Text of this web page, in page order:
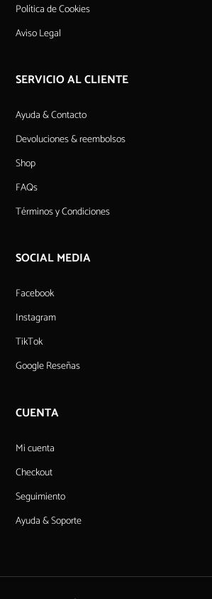
Política de Cookies
Aviso Legal
SERVICIO AL CLIENTE
Ayuda & Contacto
Devoluciones & reembolsos
Shop
FAQs
Términos y Condiciones
SOCIAL MEDIA
Facebook
Instagram
TikTok
Google Reseñas
CUENTA
Mi cuenta
Checkout
Seguimiento
Ayuda & Soporte